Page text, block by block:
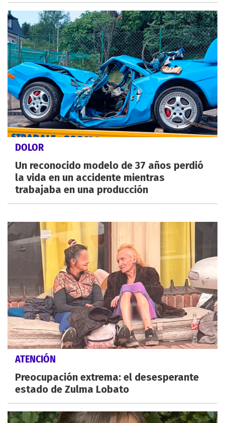
DOLOR
Un reconocido modelo de 37 años perdió
la vida en un accidente mientras
trabajaba en una producción
ATENCIÓN
Preocupación extrema: el desesperante
estado de Zulma Lobato